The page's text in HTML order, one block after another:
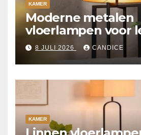
KAMER
Moderne metalen
vloerlampen voor
8 JULI 2026 CANDICE
KAMER